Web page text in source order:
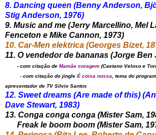
8. Dancing queen (Benny Anderson,
Stig Anderson, 1976)
9. Music and me (Jerry Marcellino, Mel
Fenceton e Mike Cannon, 1973)
10. Car-Men elektrica (Georges Bizet,
11. O vendedor de bananas (Jorge Ben
- com citação de Mamãe coragem (Caetano Veloso e
- com citação do jingle É coisa nossa , tema do
apresentador de TV Silvio Santos
12. Sweet dreams (Are made of this)
Dave Stewart, 1983)
13. Conga conga conga (Mister Sam,
Freak le boom boom (Mister Sam,